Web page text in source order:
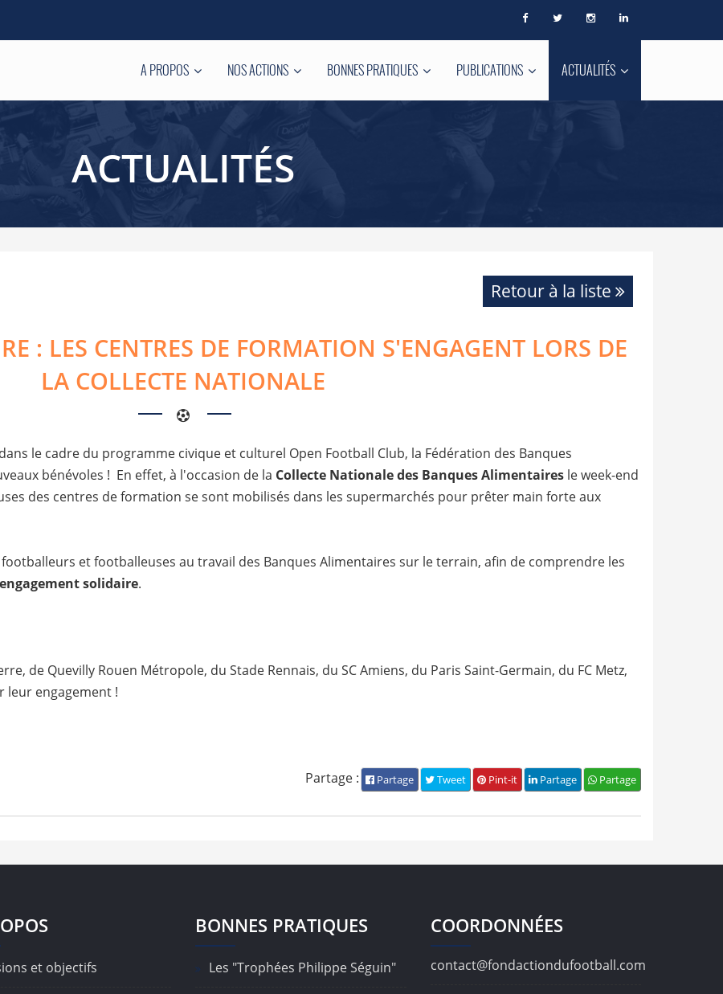
A PROPOS NOS ACTIONS BONNES PRATIQUES PUBLICATIONS ACTUALITÉS
ACTUALITÉS
Retour à la liste
: LES CENTRES DE FORMATION S'ENGAGENT LORS DE
LA COLLECTE NATIONALE
le cadre du programme civique et culturel Open Football Club, la Fédération des Banques
bénévoles ! En effet, à l'occasion de la Collecte Nationale des Banques Alimentaires le week-end
des centres de formation se sont mobilisés dans les supermarchés pour prêter main forte aux
et footballeuses au travail des Banques Alimentaires sur le terrain, afin de comprendre les
solidaire.
de Quevilly Rouen Métropole, du Stade Rennais, du SC Amiens, du Paris Saint-Germain, du FC Metz,
leur engagement !
Partage
Partage
Pint-it
Tweet
Partage
Partage :
et objectifs
BONNES PRATIQUES
Les "Trophées Philippe Séguin"
COORDONNÉES
contact@fondactiondufootball.com